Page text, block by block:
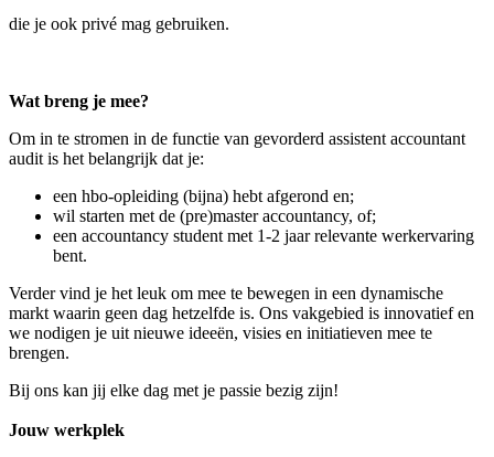
die je ook privé mag gebruiken.
Wat breng je mee?
Om in te stromen in de functie van gevorderd assistent accountant
audit is het belangrijk dat je:
een hbo-opleiding (bijna) hebt afgerond en;
wil starten met de (pre)master accountancy, of;
een accountancy student met 1-2 jaar relevante werkervaring
bent.
Verder vind je het leuk om mee te bewegen in een dynamische
markt waarin geen dag hetzelfde is. Ons vakgebied is innovatief en
we nodigen je uit nieuwe ideeën, visies en initiatieven mee te
brengen.
Bij ons kan jij elke dag met je passie bezig zijn!
Jouw werkplek